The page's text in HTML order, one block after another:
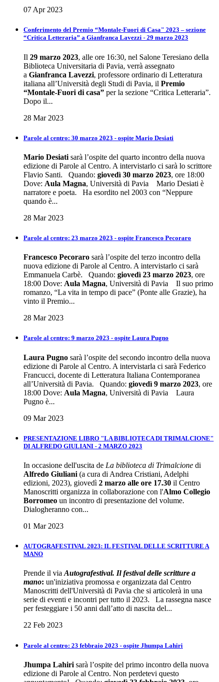
07 Apr 2023
Conferimento del Premio “Montale-Fuori di Casa" 2023 – sezione
“Critica Letteraria” a Gianfranca Lavezzi - 29 marzo 2023
Il 29 marzo 2023, alle ore 16:30, nel Salone Teresiano della
Biblioteca Universitaria di Pavia, verrà assegnato
a Gianfranca Lavezzi, professore ordinario di Letteratura
italiana all’Università degli Studi di Pavia, il Premio
“Montale-Fuori di casa” per la sezione “Critica Letteraria”.
Dopo il...
28 Mar 2023
Parole al centro: 30 marzo 2023 - ospite Mario Desiati
Mario Desiati sarà l’ospite del quarto incontro della nuova
edizione di Parole al Centro. A intervistarlo ci sarà lo scrittore
Flavio Santi. Quando: giovedì 30 marzo 2023, ore 18:00
Dove: Aula Magna, Università di Pavia Mario Desiati è
narratore e poeta. Ha esordito nel 2003 con “Neppure
quando è...
28 Mar 2023
Parole al centro: 23 marzo 2023 - ospite Francesco Pecoraro
Francesco Pecoraro sarà l’ospite del terzo incontro della
nuova edizione di Parole al Centro. A intervistarlo ci sarà
Emmanuela Carbè. Quando: giovedì 23 marzo 2023, ore
18:00 Dove: Aula Magna, Università di Pavia Il suo primo
romanzo, “La vita in tempo di pace” (Ponte alle Grazie), ha
vinto il Premio...
28 Mar 2023
Parole al centro: 9 marzo 2023 - ospite Laura Pugno
Laura Pugno sarà l’ospite del secondo incontro della nuova
edizione di Parole al Centro. A intervistarla ci sarà Federico
Francucci, docente di Letteratura Italiana Contemporanea
all’Università di Pavia. Quando: giovedì 9 marzo 2023, ore
18:00 Dove: Aula Magna, Università di Pavia Laura
Pugno è...
09 Mar 2023
PRESENTAZIONE LIBRO "LA BIBLIOTECA DI TRIMALCIONE"
DI ALFREDO GIULIANI - 2 MARZO 2023
In occasione dell'uscita de La biblioteca di Trimalcione di
Alfredo Giuliani (a cura di Andrea Cristiani, Adelphi
edizioni, 2023), giovedì 2 marzo alle ore 17.30 il Centro
Manoscritti organizza in collaborazione con l'Almo Collegio
Borromeo un incontro di presentazione del volume.
Dialogheranno con...
01 Mar 2023
AUTOGRAFESTIVAL 2023: IL FESTIVAL DELLE SCRITTURE A
MANO
Prende il via Autografestival. Il festival delle scritture a
mano: un'iniziativa promossa e organizzata dal Centro
Manoscritti dell'Università di Pavia che si articolerà in una
serie di eventi e incontri per tutto il 2023. La rassegna nasce
per festeggiare i 50 anni dall’atto di nascita del...
22 Feb 2023
Parole al centro: 23 febbraio 2023 - ospite Jhumpa Lahiri
Jhumpa Lahiri sarà l’ospite del primo incontro della nuova
edizione di Parole al Centro. Non perdetevi questo